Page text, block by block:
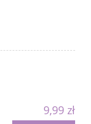
9,99 zł